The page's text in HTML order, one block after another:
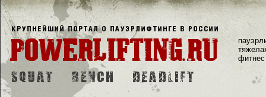
фитнес